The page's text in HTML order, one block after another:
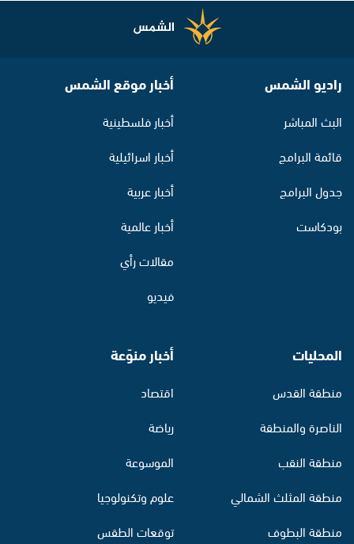
راديو الشمس
البث المباشر
قائمة البرامج
جدول البرامج
بودكاست
أخبار موقع الشمس
أخبار فلسطينية
أخبار اسرائيلية
أخبار عربية
أخبار عالمية
مقالات رأي
فيديو
المحليات
منطقة القدس
الناصرة والمنطقة
منطقة النقب
منطقة المثلث الشمالي
منطقة البطوف
أخبار منوّعة
اقتصاد
رياضة
الموسوعة
علوم وتكنولوجيا
توقعات الطقس